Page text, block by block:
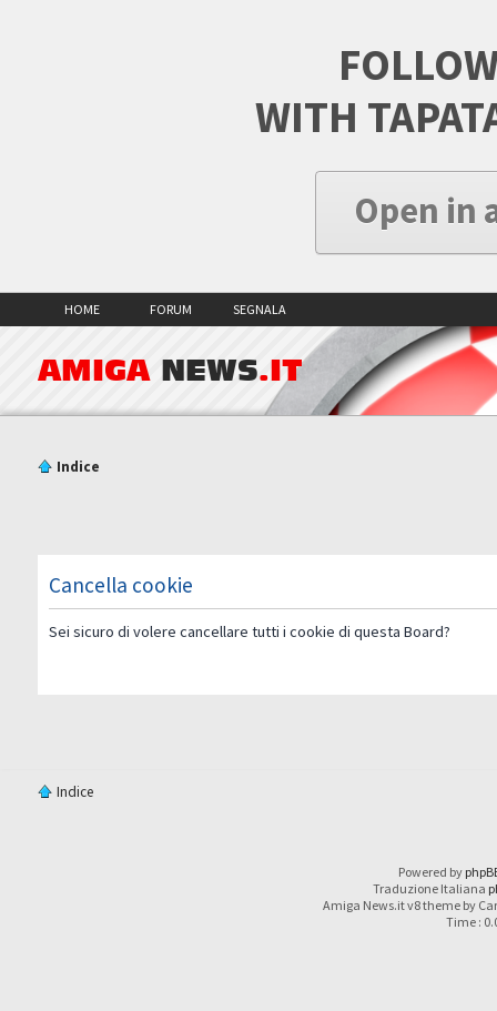
WITH
Open in
HOME FORUM SEGNALA
AMIGA NEWS.IT
Indice
Cancella cookie
Sei sicuro di volere cancellare tutti i cookie di questa Board?
Indice
Powered by
Traduzione Italiana
Amiga News.it v8 theme by
Time :